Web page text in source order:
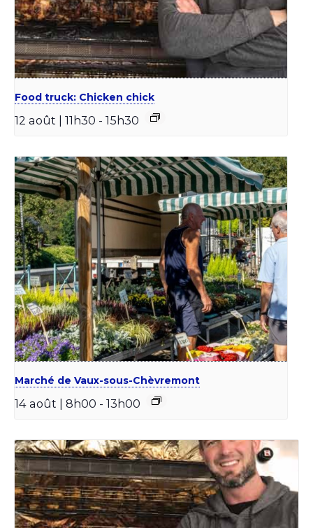
Food truck: Chicken chick
12 août | 11h30 - 15h30
Marché de Vaux-sous-Chèvremont
14 août | 8h00 - 13h00